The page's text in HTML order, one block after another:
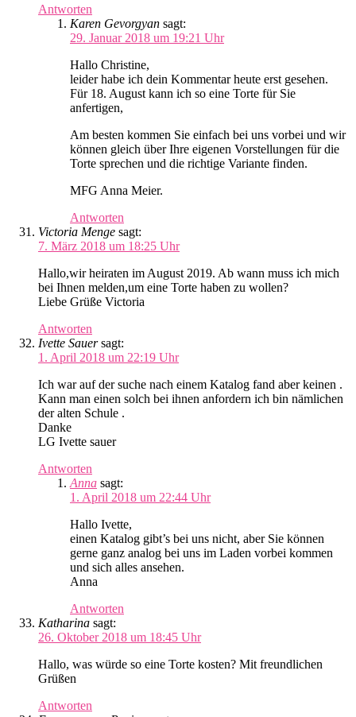
Antworten
Karen Gevorgyan sagt:
29. Januar 2018 um 19:21 Uhr
Hallo Christine,
leider habe ich dein Kommentar heute erst gesehen.
Für 18. August kann ich so eine Torte für Sie
anfertigen,
Am besten kommen Sie einfach bei uns vorbei und wir
können gleich über Ihre eigenen Vorstellungen für die
Torte sprechen und die richtige Variante finden.
MFG Anna Meier.
Antworten
Victoria Menge sagt:
7. März 2018 um 18:25 Uhr
Hallo,wir heiraten im August 2019. Ab wann muss ich mich
bei Ihnen melden,um eine Torte haben zu wollen?
Liebe Grüße Victoria
Antworten
Ivette Sauer sagt:
1. April 2018 um 22:19 Uhr
Ich war auf der suche nach einem Katalog fand aber keinen .
Kann man einen solch bei ihnen anfordern ich bin nämlichen
der alten Schule .
Danke
LG Ivette sauer
Antworten
Anna sagt:
1. April 2018 um 22:44 Uhr
Hallo Ivette,
einen Katalog gibt’s bei uns nicht, aber Sie können
gerne ganz analog bei uns im Laden vorbei kommen
und sich alles ansehen.
Anna
Antworten
Katharina sagt:
26. Oktober 2018 um 18:45 Uhr
Hallo, was würde so eine Torte kosten? Mit freundlichen
Grüßen
Antworten